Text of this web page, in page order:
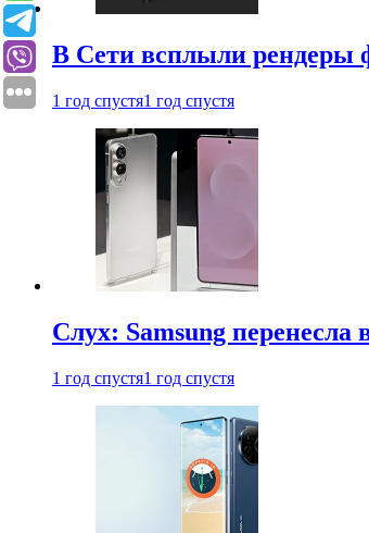
В Сети всплыли рендеры
1 год спустя1 год спустя
Слух: Samsung перенесла
1 год спустя1 год спустя